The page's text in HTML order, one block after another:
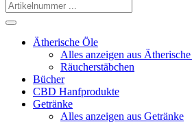
Ätherische Öle
Alles anzeigen aus
Räucherstäbchen
Bücher
CBD Hanfprodukte
Getränke
Alles anzeigen aus Getränke